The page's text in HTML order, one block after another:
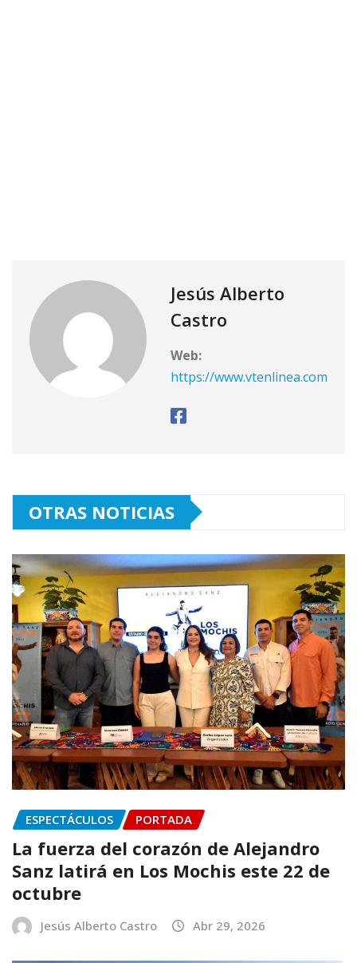
Jesús Alberto
Castro
Web:
https://www.vtenlinea.com
OTRAS NOTICIAS
ESPECTÁCULOS PORTADA
La fuerza del corazón de Alejandro
Sanz latirá en Los Mochis este 22 de
octubre
Jesús Alberto Castro Abr 29, 2026